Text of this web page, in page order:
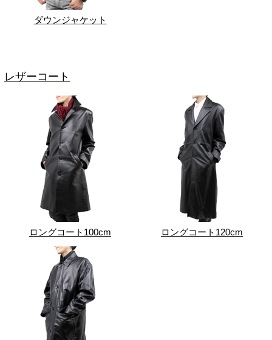
ダウンジャケット
レザーコート
ロングコート100cm ロングコート120cm